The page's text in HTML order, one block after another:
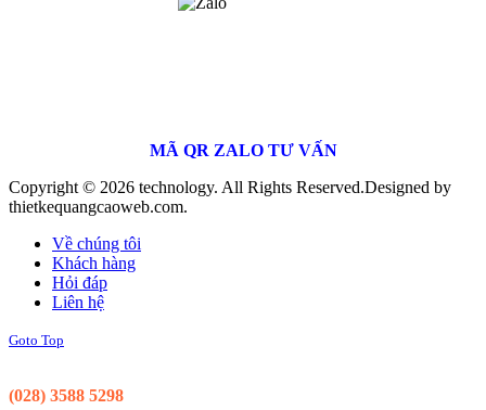
MÃ QR ZALO TƯ VẤN
Copyright © 2026 technology. All Rights Reserved.Designed by
thietkequangcaoweb.com.
Về chúng tôi
Khách hàng
Hỏi đáp
Liên hệ
Goto Top
(028) 3588 5298